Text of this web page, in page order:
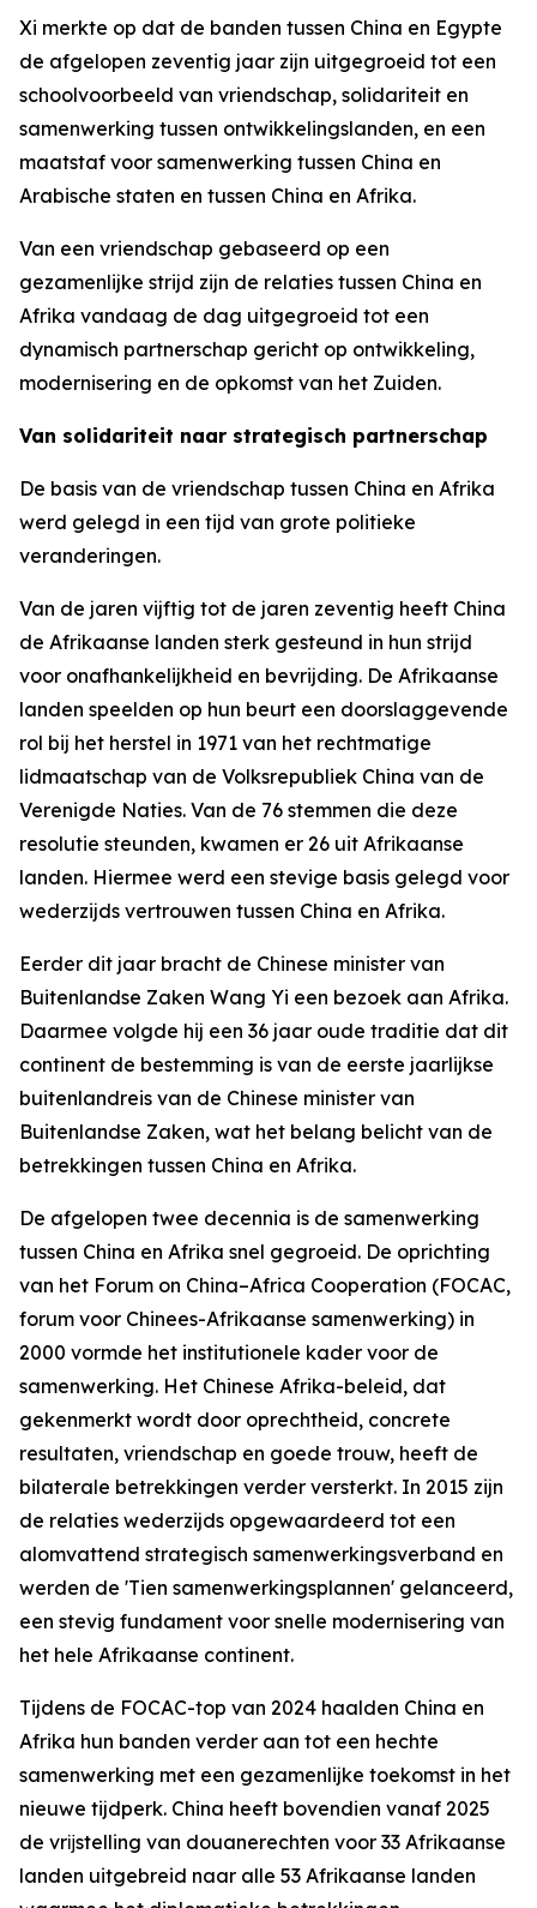
Xi merkte op dat de banden tussen China en Egypte
de afgelopen zeventig jaar zijn uitgegroeid tot een
schoolvoorbeeld van vriendschap, solidariteit en
samenwerking tussen ontwikkelingslanden, en een
maatstaf voor samenwerking tussen China en
Arabische staten en tussen China en Afrika.
Van een vriendschap gebaseerd op een
gezamenlijke strijd zijn de relaties tussen China en
Afrika vandaag de dag uitgegroeid tot een
dynamisch partnerschap gericht op ontwikkeling,
modernisering en de opkomst van het Zuiden.
Van solidariteit naar strategisch partnerschap
De basis van de vriendschap tussen China en Afrika
werd gelegd in een tijd van grote politieke
veranderingen.
Van de jaren vijftig tot de jaren zeventig heeft China
de Afrikaanse landen sterk gesteund in hun strijd
voor onafhankelijkheid en bevrijding. De Afrikaanse
landen speelden op hun beurt een doorslaggevende
rol bij het herstel in 1971 van het rechtmatige
lidmaatschap van de Volksrepubliek China van de
Verenigde Naties. Van de 76 stemmen die deze
resolutie steunden, kwamen er 26 uit Afrikaanse
landen. Hiermee werd een stevige basis gelegd voor
wederzijds vertrouwen tussen China en Afrika.
Eerder dit jaar bracht de Chinese minister van
Buitenlandse Zaken Wang Yi een bezoek aan Afrika.
Daarmee volgde hij een 36 jaar oude traditie dat dit
continent de bestemming is van de eerste jaarlijkse
buitenlandreis van de Chinese minister van
Buitenlandse Zaken, wat het belang belicht van de
betrekkingen tussen China en Afrika.
De afgelopen twee decennia is de samenwerking
tussen China en Afrika snel gegroeid. De oprichting
van het Forum on China–Africa Cooperation (FOCAC,
forum voor Chinees-Afrikaanse samenwerking) in
2000 vormde het institutionele kader voor de
samenwerking. Het Chinese Afrika-beleid, dat
gekenmerkt wordt door oprechtheid, concrete
resultaten, vriendschap en goede trouw, heeft de
bilaterale betrekkingen verder versterkt. In 2015 zijn
de relaties wederzijds opgewaardeerd tot een
alomvattend strategisch samenwerkingsverband en
werden de 'Tien samenwerkingsplannen' gelanceerd,
een stevig fundament voor snelle modernisering van
het hele Afrikaanse continent.
Tijdens de FOCAC-top van 2024 haalden China en
Afrika hun banden verder aan tot een hechte
samenwerking met een gezamenlijke toekomst in het
nieuwe tijdperk. China heeft bovendien vanaf 2025
de vrĳstelling van douanerechten voor 33 Afrikaanse
landen uitgebreid naar alle 53 Afrikaanse landen